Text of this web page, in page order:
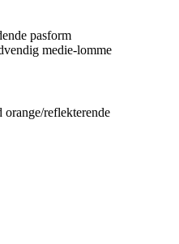
pasform
medie-lomme
orange/reflekterende